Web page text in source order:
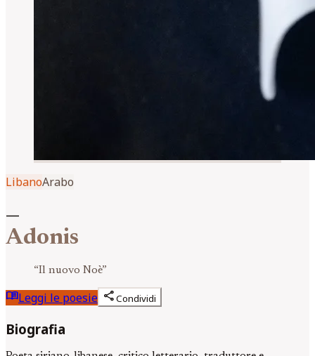
LibanoArabo
—
Adonis
“Il nuovo Noè”
menu_bookLeggi le poesie shareCondividi
Biografia